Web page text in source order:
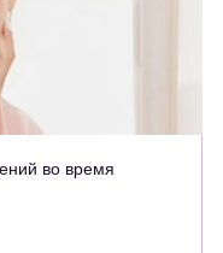
во время